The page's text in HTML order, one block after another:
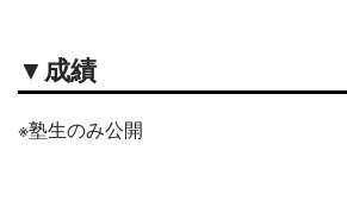
▼ 成績
※塾生のみ公開